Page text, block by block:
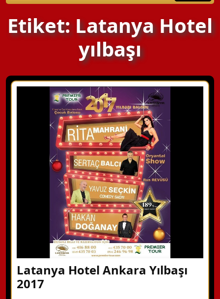
Etiket: Latanya Hotel
yılbaşı
Latanya Hotel Ankara Yılbaşı
2017